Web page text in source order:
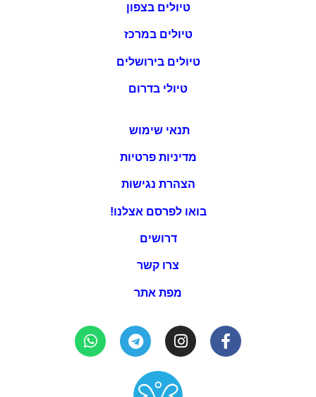
טיולים בצפון
טיולים במרכז
טיולים בירושלים
טיולי בדרום
תנאי שימוש
מדיניות פרטיות
הצהרת נגישות
בואו לפרסם אצלנו!
דרושים
צרו קשר
מפת אתר